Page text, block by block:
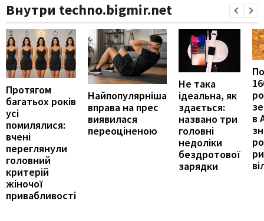
Внутри techno.bigmir.net
Протягом
багатьох років
усі
помилялися:
вчені
переглянули
головний
критерій
жіночої
привабливості
Найпопулярніша
вправа на прес
виявилася
переоціненою
Не така
ідеальна, як
здається:
названо три
головні
недоліки
бездротової
зарядки
в